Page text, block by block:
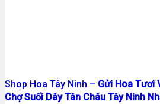
Shop Hoa Tây Ninh – Gửi Hoa Tươi
Chợ Suối Dây Tân Châu Tây Ninh